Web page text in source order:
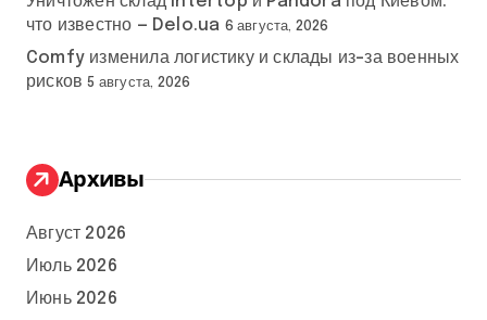
что известно — Delo.ua 6 августа, 2026
Comfy изменила логистику и склады из-за военных
рисков 5 августа, 2026
Архивы
Август 2026
Июль 2026
Июнь 2026